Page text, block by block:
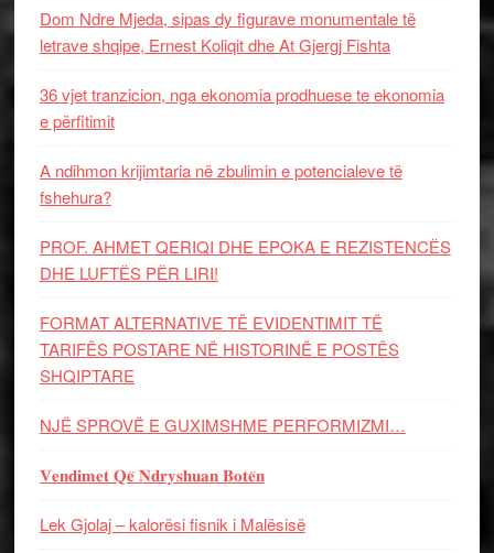
Dom Ndre Mjeda, sipas dy figurave monumentale të
letrave shqipe, Ernest Koliqit dhe At Gjergj Fishta
36 vjet tranzicion, nga ekonomia prodhuese te ekonomia
e përfitimit
A ndihmon krijimtaria në zbulimin e potencialeve të
fshehura?
PROF. AHMET QERIQI DHE EPOKA E REZISTENCЁS
DHE LUFTЁS PЁR LIRI!
FORMAT ALTERNATIVE TË EVIDENTIMIT TË
TARIFËS POSTARE NË HISTORINË E POSTËS
SHQIPTARE
NJË SPROVË E GUXIMSHME PERFORMIZMI…
𝐕𝐞𝐧𝐝𝐢𝐦𝐞𝐭 𝐐𝐞̈ 𝐍𝐝𝐫𝐲𝐬𝐡𝐮𝐚𝐧 𝐁𝐨𝐭𝐞̈𝐧
Lek Gjolaj – kalorësi fisnik i Malësisë